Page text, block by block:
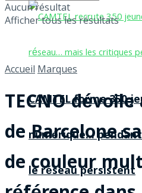
CAMTEL forme 350
numérique…
le réseau persistent
Aucun résultat
Afficher tous les résultats
Accueil Marques
TECNO
de Barcelone
de couleur